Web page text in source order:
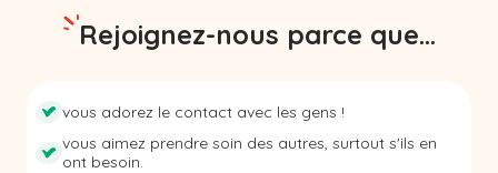
Rejoignez-nous parce que...
vous adorez le contact avec les gens !
vous aimez prendre soin des autres, surtout s'ils en
ont besoin.